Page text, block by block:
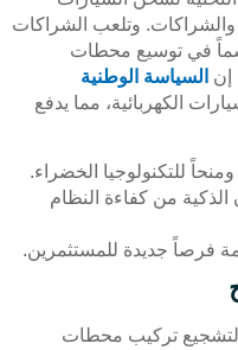
والشراكات. وتلعب الشراكات
في توسيع محطات
إن السياسة الوطنية
الكهربائية، مما يدفع
للتكنولوجيا الخضراء.
الذكية من كفاءة النظام
فرصاً جديدة للمستثمرين.
لتشجيع تركيب محطات